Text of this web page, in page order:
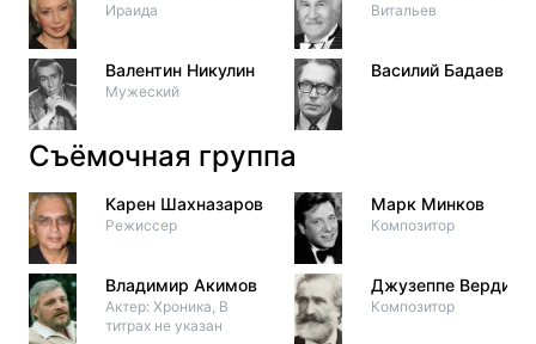
Ираида
Валентин Никулин
Мужеский
Витальев
Василий Бадаев
Съёмочная группа
Карен Шахназаров
Режиссер
Владимир Акимов
Актер: Хроника, В
титрах не указан
Марк Минков
Композитор
Джузеппе Верди
Композитор